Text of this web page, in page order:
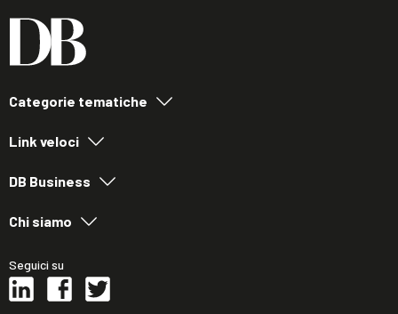
Categorie tematiche
Link veloci
DB Business
Chi siamo
Seguici su